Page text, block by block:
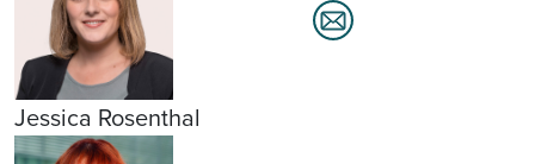
Jessica Rosenthal